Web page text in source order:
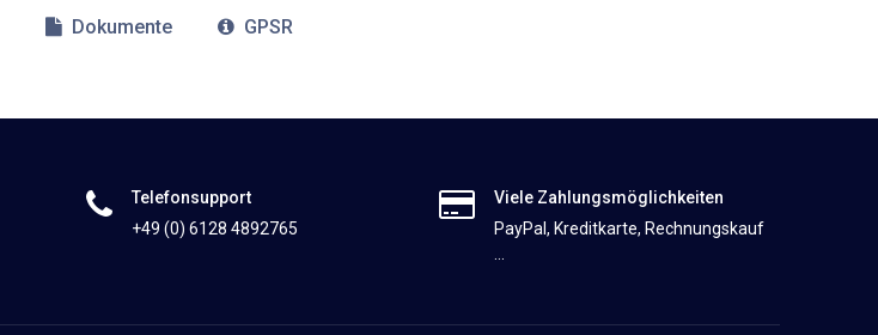
Dokumente GPSR
Telefonsupport
+49 (0) 6128 4892765
Viele Zahlungsmöglichkeiten
PayPal, Kreditkarte, Rechnungskauf